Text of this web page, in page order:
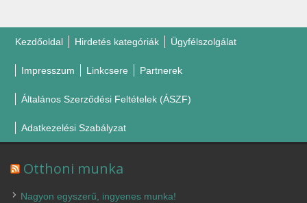
Kezdőoldal Hirdetés kategóriák Ügyfélszolgálat
Impresszum Linkcsere Partnerek
Általános Szerződési Feltételek (ÁSZF)
Adatkezelési Szabályzat
Otthoni munka
Nagyon egyszerű, ingyenes munka!